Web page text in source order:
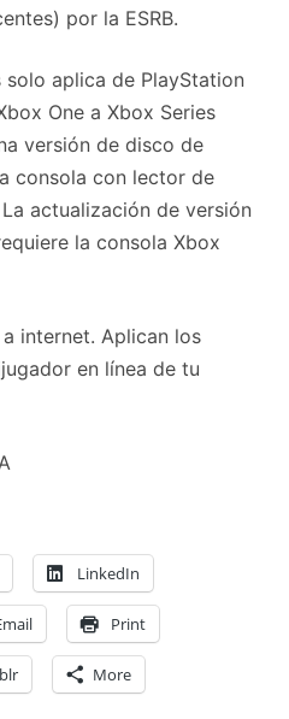
por la ESRB.
aplica de PlayStation
One a Xbox Series
versión de disco de
consola con lector de
actualización de versión
la consola Xbox
internet. Aplican los
en línea de tu
LinkedIn
Print
More